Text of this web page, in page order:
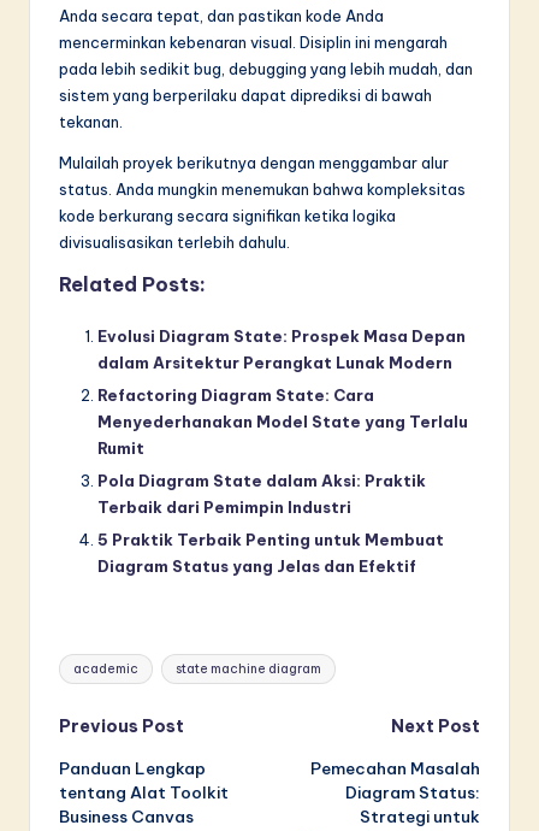
Anda secara tepat, dan pastikan kode Anda
mencerminkan kebenaran visual. Disiplin ini mengarah
pada lebih sedikit bug, debugging yang lebih mudah, dan
sistem yang berperilaku dapat diprediksi di bawah
tekanan.
Mulailah proyek berikutnya dengan menggambar alur
status. Anda mungkin menemukan bahwa kompleksitas
kode berkurang secara signifikan ketika logika
divisualisasikan terlebih dahulu.
Related Posts:
Evolusi Diagram State: Prospek Masa Depan
dalam Arsitektur Perangkat Lunak Modern
Refactoring Diagram State: Cara
Menyederhanakan Model State yang Terlalu
Rumit
Pola Diagram State dalam Aksi: Praktik
Terbaik dari Pemimpin Industri
5 Praktik Terbaik Penting untuk Membuat
Diagram Status yang Jelas dan Efektif
Tags:
academic state machine diagram
Post
navigation
Previous Post
Panduan Lengkap
tentang Alat Toolkit
Business Canvas
Next Post
Pemecahan Masalah
Diagram Status:
Strategi untuk